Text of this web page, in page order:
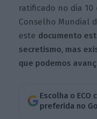
ratificado no dia
Conselho Mundial
este documento
secretismo, mas
que podemos
Escolha o ECO
preferida no